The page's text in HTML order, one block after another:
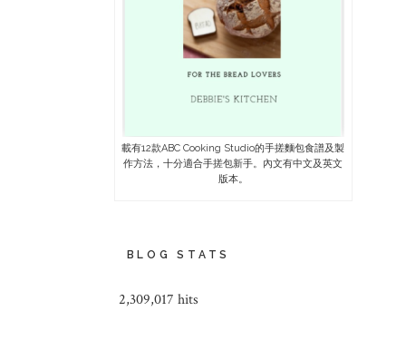
載有12款ABC Cooking Studio的手搓麵包食譜及製
作方法，十分適合手搓包新手。內文有中文及英文
版本。
BLOG STATS
2,309,017 hits